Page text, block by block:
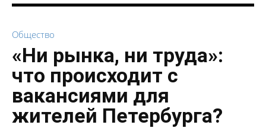
Общество
«Ни рынка, ни труда»:
что происходит с
вакансиями для
жителей Петербурга?